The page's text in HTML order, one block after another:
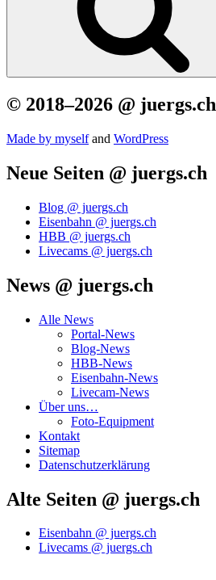
© 2018–2026 @ juergs.ch
Made by mys­elfand Word­Press
Neue Seiten @ juergs.ch
Blog @ juergs.ch
Eisenbahn @ juergs.ch
HBB @ juergs.ch
Livecams @ juergs.ch
News @ juergs.ch
Alle News
Portal-News
Blog-News
HBB-News
Eisenbahn-News
Livecam-News
Über uns…
Foto-Equipment
Kontakt
Sitemap
Datenschutzerklärung
Alte Seiten @ juergs.ch
Eisenbahn @ juergs.ch
Livecams @ juergs.ch